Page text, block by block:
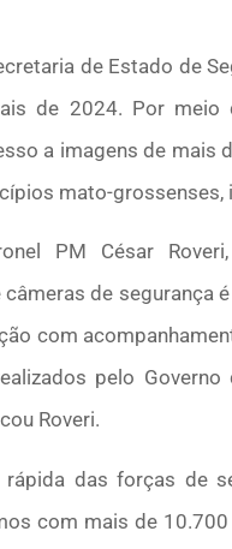
de Estado de
de 2024. Por meio
a imagens de
mato-grossenses,
PM César
de segurança
com
pelo
Roveri.
das forças de
com mais de